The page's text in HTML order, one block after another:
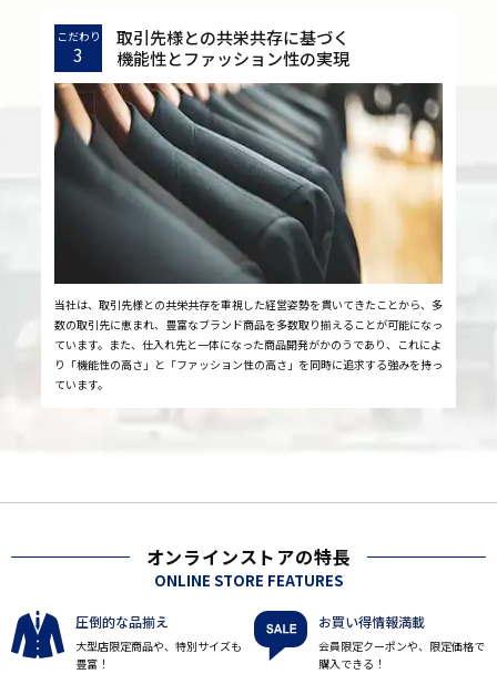
こだわり
3
取引先様との共栄共存に基づく
機能性とファッション性の実現
当社は、取引先様との共栄共存を重視した経営姿勢を貫いてきたことから、多
数の取引先に恵まれ、豊富なブランド商品を多数取り揃えることが可能になっ
ています。また、仕入れ先と一体になった商品開発がかのうであり、これによ
り「機能性の高さ」と「ファッション性の高さ」を同時に追求する強みを持っ
ています。
オンラインストアの特長
ONLINE STORE FEATURES
圧倒的な品揃え
大型店限定商品や、特別サイズも
豊富！
お買い得情報満載
会員限定クーポンや、限定価格で
購入できる！